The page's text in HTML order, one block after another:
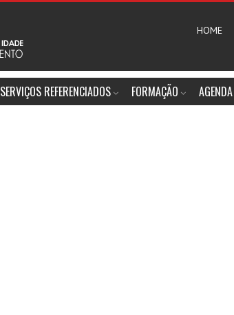
HOME
SERVIÇOS REFERENCIADOS FORMAÇÃO AGENDA